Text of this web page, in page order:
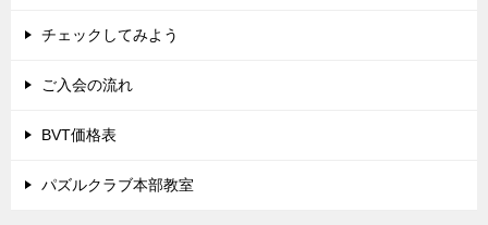
チェックしてみよう
ご入会の流れ
BVT価格表
パズルクラブ本部教室